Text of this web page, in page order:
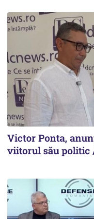
Victor Ponta,
viitorul său politic